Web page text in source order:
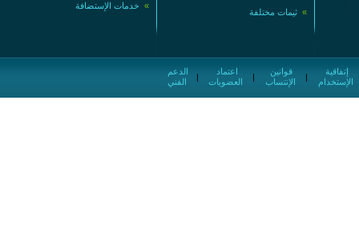
» خدمات الإستضافة
» ثيمات مختلفة
الفني
|
العضويات
|
الإنتساب
|
الإستخدام